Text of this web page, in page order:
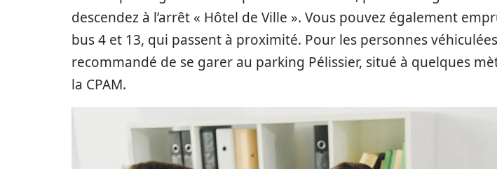
descendez à l’arrêt « Hôtel de Ville ». Vous pouvez également
bus 4 et 13, qui passent à proximité. Pour les personnes
recommandé de se garer au parking Pélissier, situé à quelques
la CPAM.